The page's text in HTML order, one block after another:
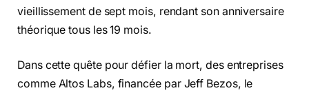
vieillissement de sept mois, rendant son anniversaire
théorique tous les 19 mois.
Dans cette quête pour défier la mort, des entreprises
comme Altos Labs, financée par Jeff Bezos, le